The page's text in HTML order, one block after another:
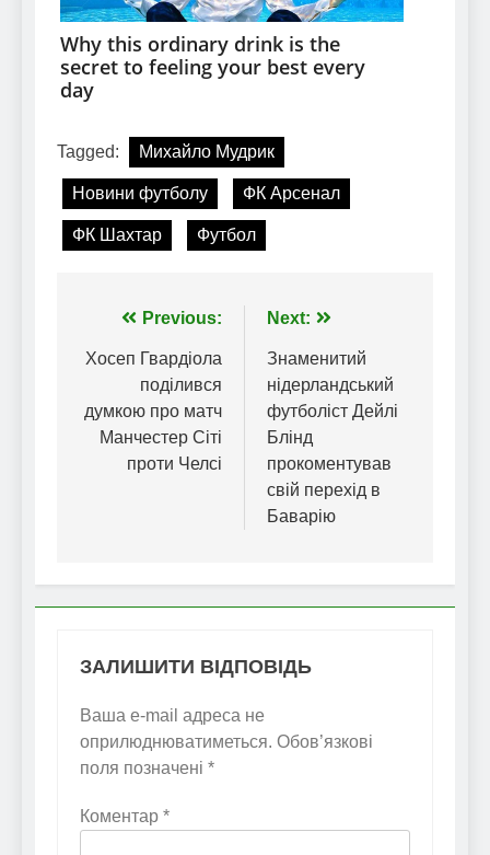
Tagged: Михайло Мудрик
Новини футболу ФК Арсенал
ФК Шахтар Футбол
Навігація
записів
Previous:
Хосеп Гвардіола
поділився
думкою про матч
Манчестер Сіті
проти Челсі
Next:
Знаменитий
нідерландський
футболіст Дейлі
Блінд
прокоментував
свій перехід в
Баварію
ЗАЛИШИТИ ВІДПОВІДЬ
Ваша e-mail адреса не
оприлюднюватиметься. Обов’язкові
поля позначені *
Коментар *